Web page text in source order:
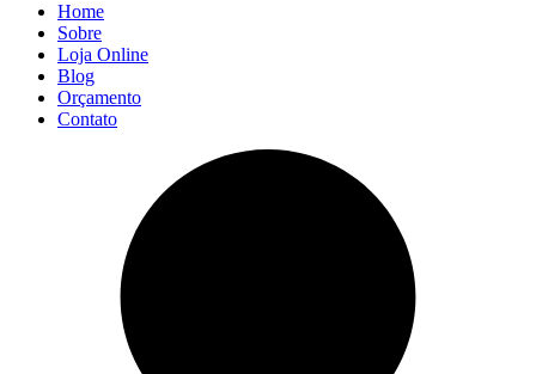
Home
Sobre
Loja Online
Blog
Orçamento
Contato